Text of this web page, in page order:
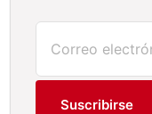
Suscribirse